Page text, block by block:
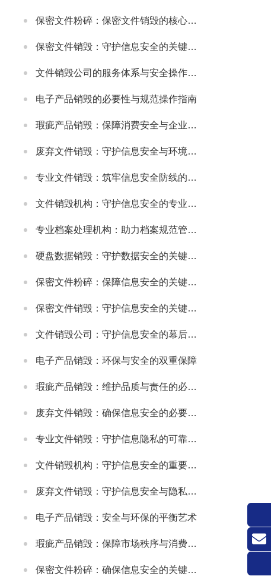
保密文件粉碎：保密文件销毁的核心实施方式
保密文件销毁：守护信息安全的关键环节
文件销毁公司的服务体系与安全操作规范
电子产品销毁的必要性与规范操作指南
瑕疵产品销毁：保障消费安全与企业信誉的关键举措
废弃文件销毁：守护信息安全与环境的重要环节
专业文件销毁：筑牢信息安全防线的关键环节
文件销毁机构：守护信息安全的专业服务选择
专业档案处理机构：助力档案规范管理与安全保障
硬盘数据销毁：守护数据安全的关键环节
保密文件粉碎：保障信息安全的关键步骤
保密文件销毁：守护信息安全的关键环节
文件销毁公司：守护信息安全的幕后卫士
电子产品销毁：环保与安全的双重保障
瑕疵产品销毁：维护品质与责任的必要之举
废弃文件销毁：确保信息安全的必要措施
专业文件销毁：守护信息隐私的可靠方式
文件销毁机构：守护信息安全的重要防线
废弃文件销毁：守护信息安全与隐私的关键环节
电子产品销毁：安全与环保的平衡艺术
瑕疵产品销毁：保障市场秩序与消费者权益的关键举措
保密文件粉碎：确保信息安全的关键环节